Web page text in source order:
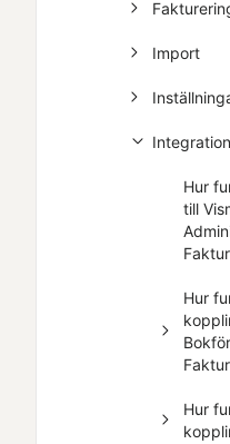
Import
Hur
till
Hur
Hur